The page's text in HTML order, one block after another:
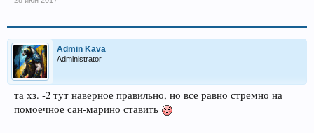
Admin Kava
Administrator
та хз. -2 тут наверное правильно, но все равно стремно на
помоечное сан-марино ставить